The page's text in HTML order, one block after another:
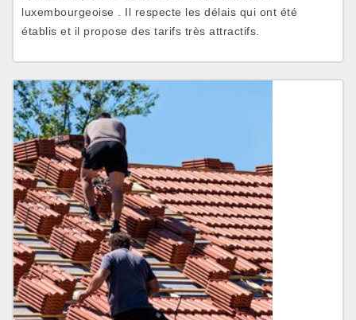
luxembourgeoise . Il respecte les délais qui ont été
établis et il propose des tarifs très attractifs.